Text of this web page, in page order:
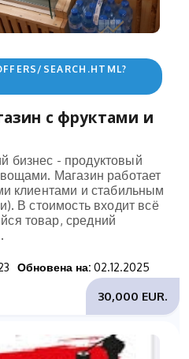
SEARCH.HTML?
с фруктами и
бизнес - продуктовый
Магазин работает
клиентами и стабильным
В стоимость входит всё
товар, средний
Обновена на: 02.12.2025
30,000 EUR.